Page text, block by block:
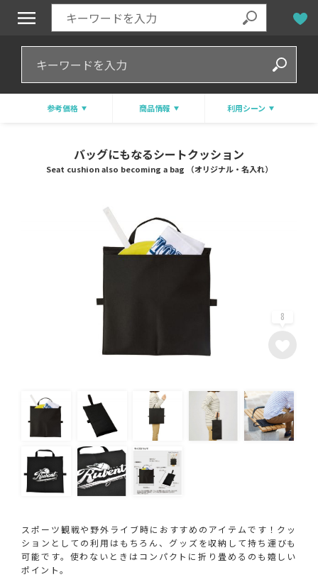
参考価格 商品情報 利用シーン
バッグにもなるシートクッション
Seat cushion also becoming a bag （オリジナル・名入れ）
8
スポーツ観戦や野外ライブ時におすすめのアイテムです！クッ
ションとしての利用はもちろん、グッズを収納して持ち運びも
可能です。使わないときはコンパクトに折り畳めるのも嬉しい
ポイント。